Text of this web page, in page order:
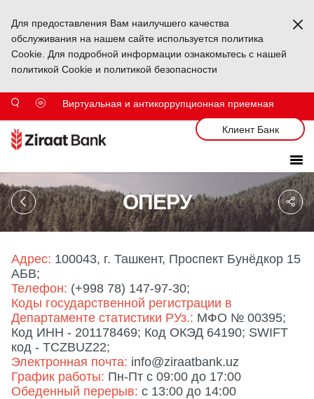
Для предоставления Вам наилучшего качества
обслуживания на нашем сайте используется политика
Cookie. Для подробной информации ознакомьтесь с нашей
политикой Cookie и политикой безопасности
Виртуальная и антикоррупционная приемная
Клиент Банк
ОПЕРУ
Адрес: 100043, г. Ташкент, Проспект Бунёдкор 15
АБВ;
Teлефон: (+998 78) 147-97-30;
Коды государственной регистрации в
Департаменте статистики РУз.: МФО № 00395;
Код ИНН - 201178469; Код ОКЭД 64190; SWIFT
код - TCZBUZ22;
Электронная почта: info@ziraatbank.uz
График работы: Пн-Пт c 09:00 до 17:00
Обеденный перерыв: с 13:00 до 14:00